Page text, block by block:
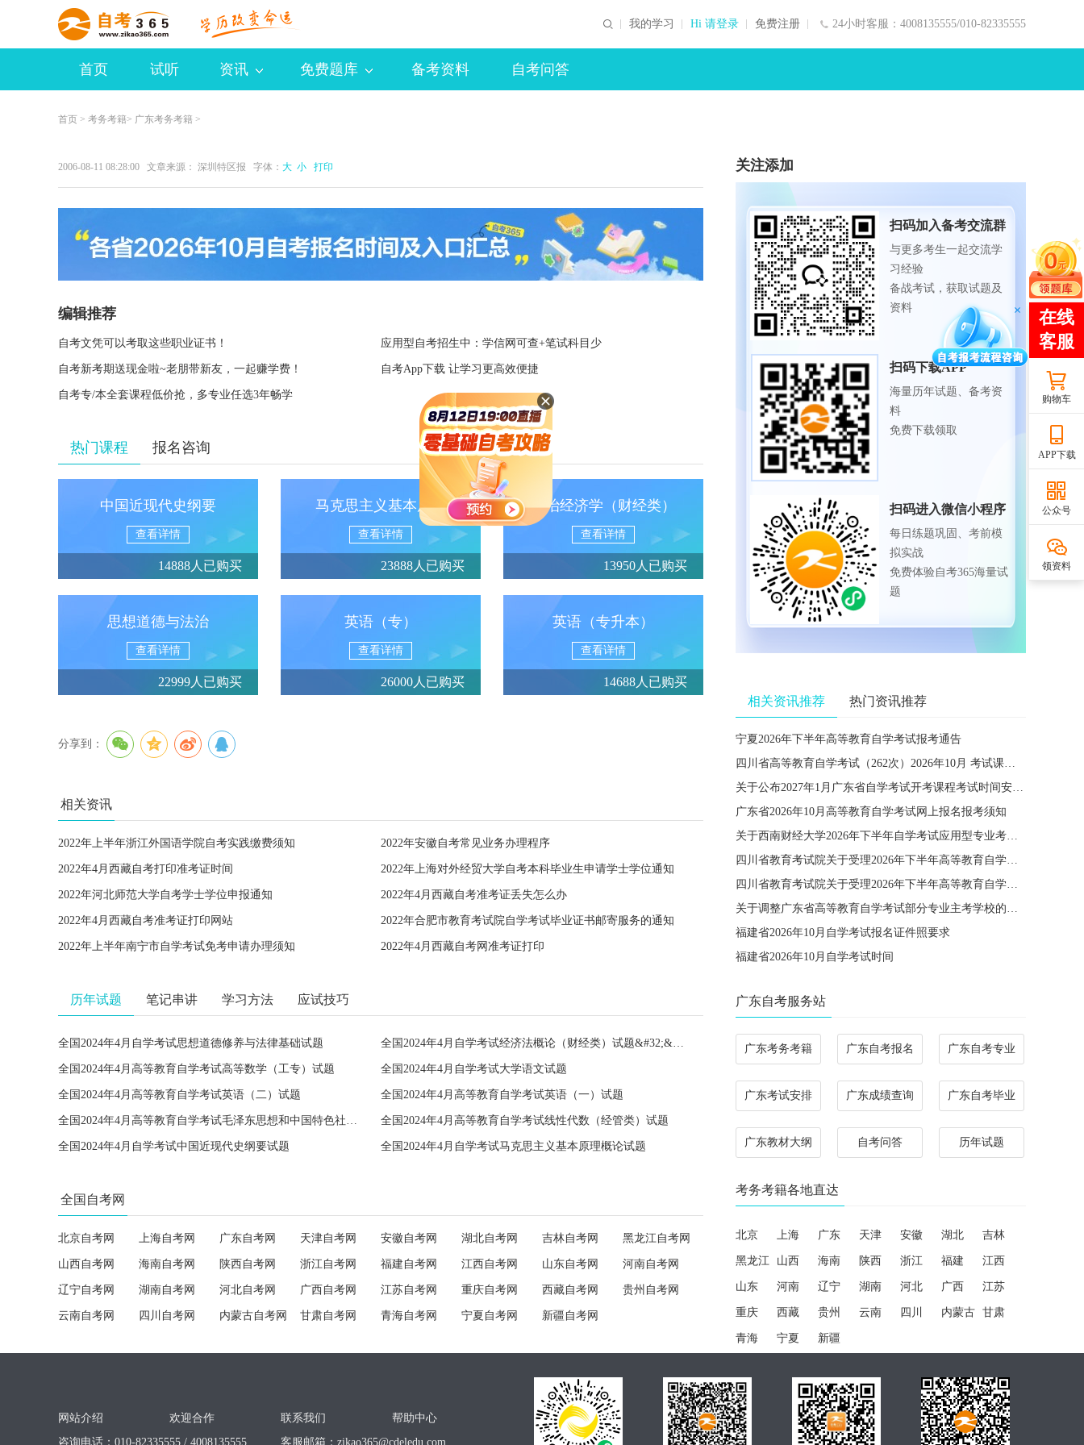
24小时客服：4008135555/010-82335555
我的学习 Hi 请登录 免费注册
首页 试听 资讯 免费题库 备考资料 自考问答
首页 > 考务考籍> 广东考务考籍 >
2006-08-11 08:28:00 文章来源： 深圳特区报 字体： 大 小 打印
编辑推荐
自考文凭可以考取这些职业证书！ 应用型自考招生中：学信网可查+笔试科目少
自考新考期送现金啦~老朋带新友，一起赚学费！ 自考App下载 让学习更高效便捷
自考专/本全套课程低价抢，多专业任选3年畅学
热门课程 报名咨询
中国近现代史纲要
查看详情
14888人已购买
马克思主义基本原理
查看详情
23888人已购买
政治经济学（财经类）
查看详情
13950人已购买
思想道德与法治
查看详情
22999人已购买
英语（专）
查看详情
26000人已购买
英语（专升本）
查看详情
14688人已购买
分享到：
相关资讯
2022年上半年浙江外国语学院自考实践缴费须知 2022年安徽自考常见业务办理程序
2022年4月西藏自考打印准考证时间 2022年上海对外经贸大学自考本科毕业生申请学士学位通知
2022年河北师范大学自考学士学位申报通知 2022年4月西藏自考准考证丢失怎么办
2022年4月西藏自考准考证打印网站 2022年合肥市教育考试院自学考试毕业证书邮寄服务的通知
2022年上半年南宁市自学考试免考申请办理须知 2022年4月西藏自考网准考证打印
历年试题 笔记串讲 学习方法 应试技巧
全国2024年4月自学考试思想道德修养与法律基础试题 全国2024年4月自学考试经济法概论（财经类）试题&#32;&#32;
全国2024年4月高等教育自学考试高等数学（工专）试题 全国2024年4月自学考试大学语文试题
全国2024年4月高等教育自学考试英语（二）试题 全国2024年4月高等教育自学考试英语（一）试题
全国2024年4月高等教育自学考试毛泽东思想和中国特色社会主义理论体系概论试题 全国2024年4月高等教育自学考试线性代数（经管类）试题
全国2024年4月自学考试中国近现代史纲要试题 全国2024年4月自学考试马克思主义基本原理概论试题
全国自考网
北京自考网 上海自考网 广东自考网 天津自考网 安徽自考网 湖北自考网 吉林自考网 黑龙江自考网
山西自考网 海南自考网 陕西自考网 浙江自考网 福建自考网 江西自考网 山东自考网 河南自考网
辽宁自考网 湖南自考网 河北自考网 广西自考网 江苏自考网 重庆自考网 西藏自考网 贵州自考网
云南自考网 四川自考网 内蒙古自考网 甘肃自考网 青海自考网 宁夏自考网 新疆自考网
关注添加
扫码加入备考交流群
与更多考生一起交流学
习经验
备战考试，获取试题及
资料
扫码下载APP
海量历年试题、备考资
料
免费下载领取
扫码进入微信小程序
每日练题巩固、考前模
拟实战
免费体验自考365海量试
题
相关资讯推荐 热门资讯推荐
宁夏2026年下半年高等教育自学考试报考通告
四川省高等教育自学考试（262次）2026年10月 考试课程简表
关于公布2027年1月广东省自学考试开考课程考试时间安排和使用教材的通知
广东省2026年10月高等教育自学考试网上报名报考须知
关于西南财经大学2026年下半年自学考试应用型专业考籍更改办理的通知
四川省教育考试院关于受理2026年下半年高等教育自学考试省际转考申请的通告
四川省教育考试院关于受理2026年下半年高等教育自学考试考籍更改申请的通告
关于调整广东省高等教育自学考试部分专业主考学校的通知
福建省2026年10月自学考试报名证件照要求
福建省2026年10月自学考试时间
广东自考服务站
广东考务考籍 广东自考报名 广东自考专业
广东考试安排 广东成绩查询 广东自考毕业
广东教材大纲 自考问答 历年试题
考务考籍各地直达
北京 上海 广东 天津 安徽 湖北 吉林
黑龙江 山西 海南 陕西 浙江 福建 江西
山东 河南 辽宁 湖南 河北 广西 江苏
重庆 西藏 贵州 云南 四川 内蒙古 甘肃
青海 宁夏 新疆
购物车
APP下载
公众号
领资料
网站介绍 欢迎合作 联系我们
帮助中心
咨询电话：010-82335555 / 4008135555
客服邮箱： zikao365@cdeledu.com